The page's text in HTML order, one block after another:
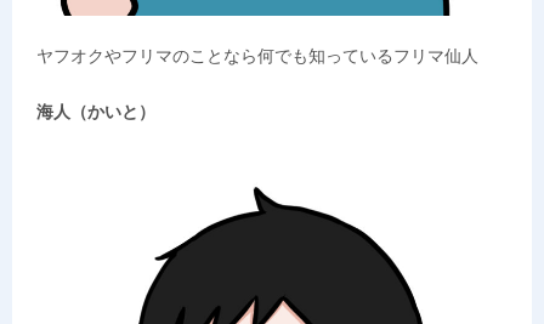
ヤフオクやフリマのことなら何でも知っているフリマ仙人
海人（かいと）